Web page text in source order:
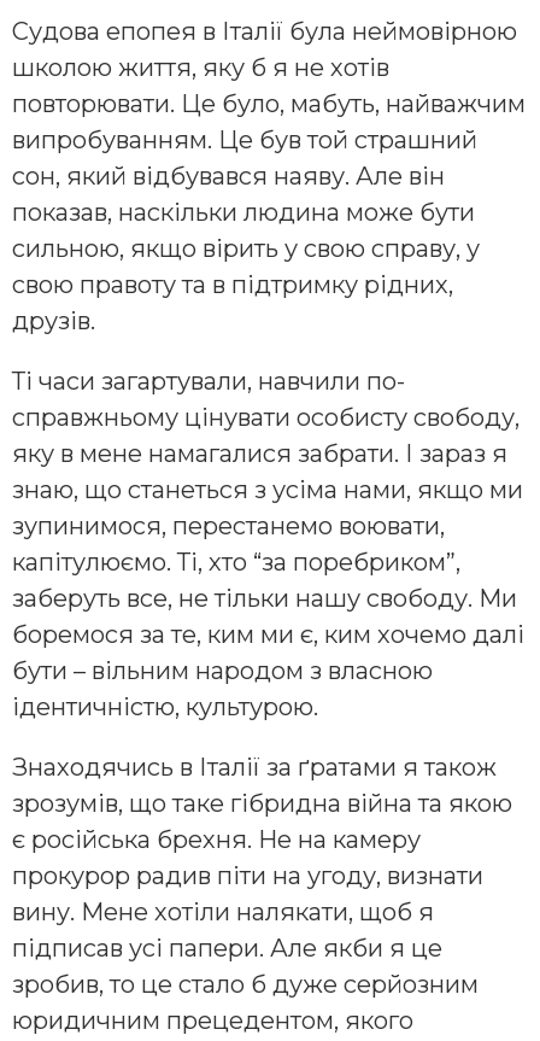
Судова епопея в Італії була неймовірною
школою життя, яку б я не хотів
повторювати. Це було, мабуть, найважчим
випробуванням. Це був той страшний
сон, який відбувався наяву. Але він
показав, наскільки людина може бути
сильною, якщо вірить у свою справу, у
свою правоту та в підтримку рідних,
друзів.
Ті часи загартували, навчили по-
справжньому цінувати особисту свободу,
яку в мене намагалися забрати. І зараз я
знаю, що станеться з усіма нами, якщо ми
зупинимося, перестанемо воювати,
капітулюємо. Ті, хто “за поребриком”,
заберуть все, не тільки нашу свободу. Ми
боремося за те, ким ми є, ким хочемо далі
бути – вільним народом з власною
ідентичністю, культурою.
Знаходячись в Італії за ґратами я також
зрозумів, що таке гібридна війна та якою
є російська брехня. Не на камеру
прокурор радив піти на угоду, визнати
вину. Мене хотіли налякати, щоб я
підписав усі папери. Але якби я це
зробив, то це стало б дуже серйозним
юридичним прецедентом, якого